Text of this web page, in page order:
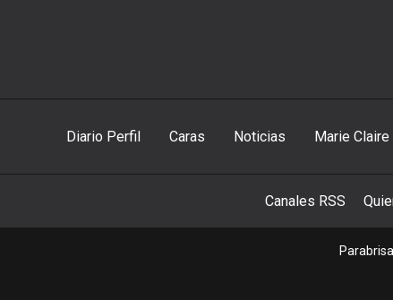
Diario Perfil Caras Noticias Marie Claire
Canales RSS